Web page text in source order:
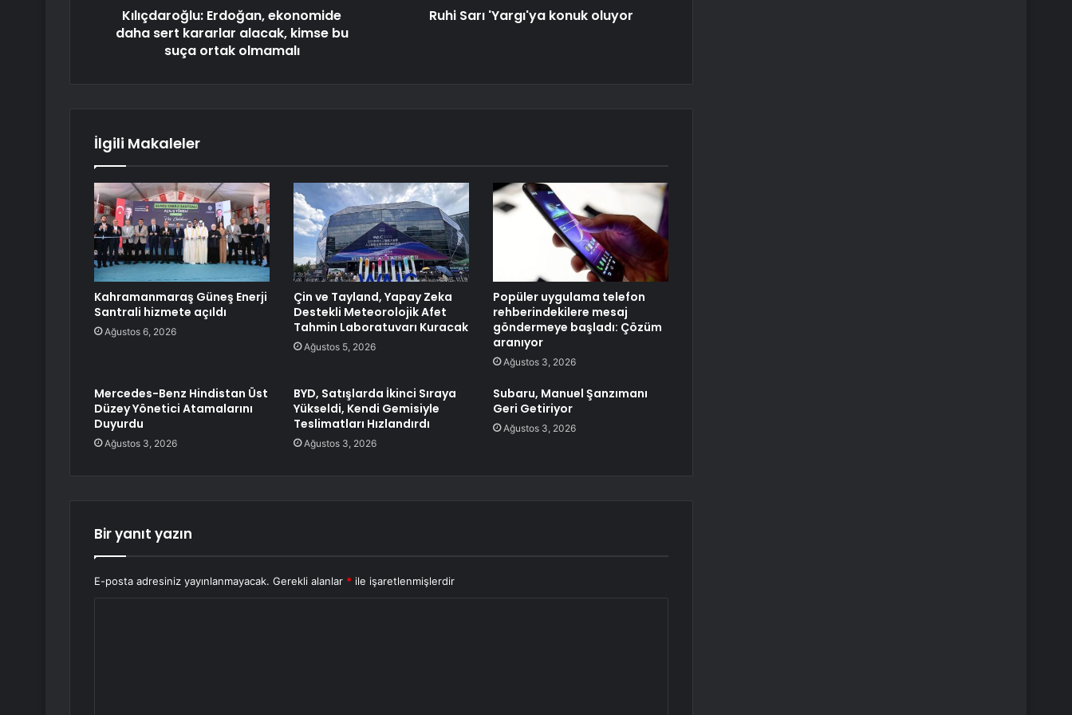
Kılıçdaroğlu: Erdoğan, ekonomide
daha sert kararlar alacak, kimse bu
suça ortak olmamalı
Ruhi Sarı 'Yargı'ya konuk oluyor
İlgili Makaleler
Kahramanmaraş Güneş Enerji
Santrali hizmete açıldı
Ağustos 6, 2026
Çin ve Tayland, Yapay Zeka
Destekli Meteorolojik Afet
Tahmin Laboratuvarı Kuracak
Ağustos 5, 2026
Popüler uygulama telefon
rehberindekilere mesaj
göndermeye başladı: Çözüm
aranıyor
Ağustos 3, 2026
Mercedes-Benz Hindistan Üst
Düzey Yönetici Atamalarını
Duyurdu
Ağustos 3, 2026
BYD, Satışlarda İkinci Sıraya
Yükseldi, Kendi Gemisiyle
Teslimatları Hızlandırdı
Ağustos 3, 2026
Subaru, Manuel Şanzımanı
Geri Getiriyor
Ağustos 3, 2026
Bir yanıt yazın
E-posta adresiniz yayınlanmayacak. Gerekli alanlar * ile işaretlenmişlerdir